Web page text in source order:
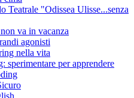
Teatrale "Odissea Ulisse...senza
va in vacanza
agonisti
nella vita
sperimentare per apprendere